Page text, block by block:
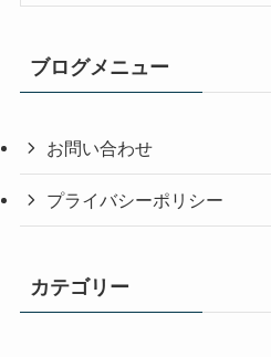
ブログメニュー
お問い合わせ
プライバシーポリシー
カテゴリー